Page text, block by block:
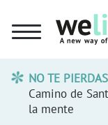
NO TE PIERDAS
Camino de
la mente